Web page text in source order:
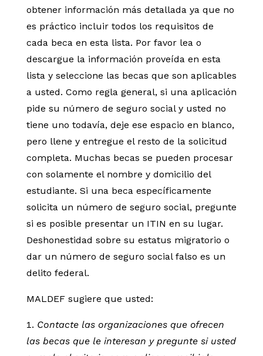
obtener información más detallada ya que no
es práctico incluir todos los requisitos de
cada beca en esta lista. Por favor lea o
descargue la información proveída en esta
lista y seleccione las becas que son aplicables
a usted. Como regla general, si una aplicación
pide su número de seguro social y usted no
tiene uno todavía, deje ese espacio en blanco,
pero llene y entregue el resto de la solicitud
completa. Muchas becas se pueden procesar
con solamente el nombre y domicilio del
estudiante. Si una beca específicamente
solicita un número de seguro social, pregunte
si es posible presentar un ITIN en su lugar.
Deshonestidad sobre su estatus migratorio o
dar un número de seguro social falso es un
delito federal.
MALDEF sugiere que usted:
Contacte las organizaciones que ofrecen
las becas que le interesan y pregunte si usted